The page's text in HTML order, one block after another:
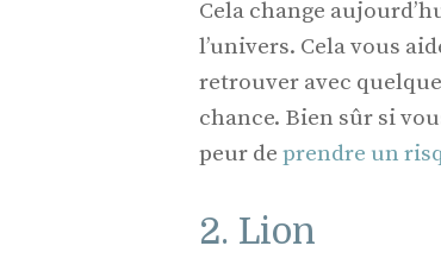
Cela change
l’univers. Cela vous
retrouver avec
chance. Bien sûr si
peur de prendre un
2. Lion